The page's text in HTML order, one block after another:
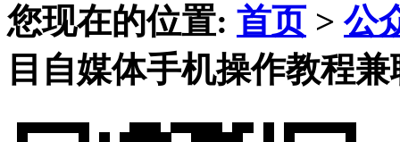
您现在的位置: 首页 > 公
目自媒体手机操作教程